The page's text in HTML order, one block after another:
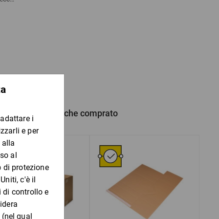
hanno anche comprato